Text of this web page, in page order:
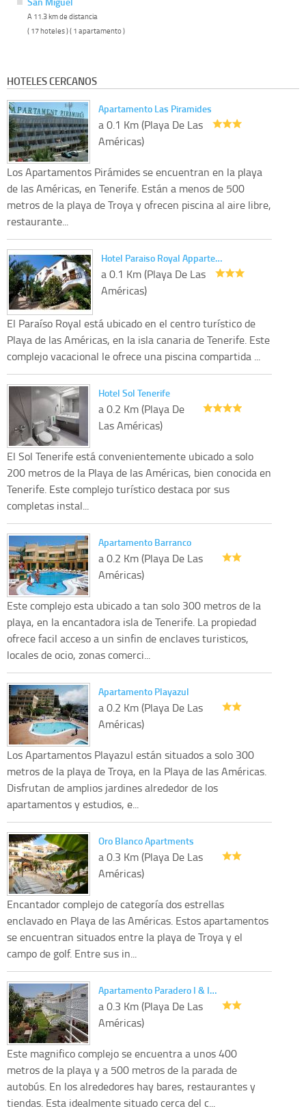
A 11.3 km de distancia
( 17 hoteles ) ( 1 apartamento )
HOTELES CERCANOS
Apartamento Las Piramides
a 0.1 Km (Playa De Las
Américas)
Los Apartamentos Pirámides se encuentran en la playa
de las Américas, en Tenerife. Están a menos de 500
metros de la playa de Troya y ofrecen piscina al aire libre,
restaurante...
Hotel Paraiso Royal Apparte…
a 0.1 Km (Playa De Las
Américas)
El Paraíso Royal está ubicado en el centro turístico de
Playa de las Américas, en la isla canaria de Tenerife. Este
complejo vacacional le ofrece una piscina compartida ...
Hotel Sol Tenerife
a 0.2 Km (Playa De
Las Américas)
El Sol Tenerife está convenientemente ubicado a solo
200 metros de la Playa de las Américas, bien conocida en
Tenerife. Este complejo turístico destaca por sus
completas instal...
Apartamento Barranco
a 0.2 Km (Playa De Las
Américas)
Este complejo esta ubicado a tan solo 300 metros de la
playa, en la encantadora isla de Tenerife. La propiedad
ofrece facil acceso a un sinfin de enclaves turisticos,
locales de ocio, zonas comerci...
Apartamento Playazul
a 0.2 Km (Playa De Las
Américas)
Los Apartamentos Playazul están situados a solo 300
metros de la playa de Troya, en la Playa de las Américas.
Disfrutan de amplios jardines alrededor de los
apartamentos y estudios, e...
Oro Blanco Apartments
a 0.3 Km (Playa De Las
Américas)
Encantador complejo de categoría dos estrellas
enclavado en Playa de las Américas. Estos apartamentos
se encuentran situados entre la playa de Troya y el
campo de golf. Entre sus in...
Apartamento Paradero I & I…
a 0.3 Km (Playa De Las
Américas)
Este magnifico complejo se encuentra a unos 400
metros de la playa y a 500 metros de la parada de
autobús. En los alrededores hay bares, restaurantes y
tiendas. Esta idealmente situado cerca del c...